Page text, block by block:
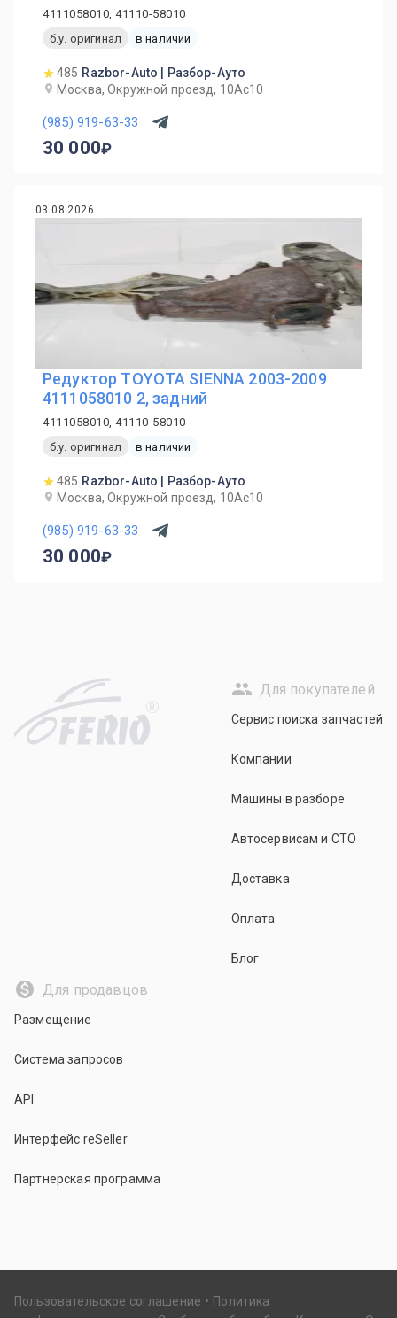
4111058010, 41110-58010
б.у. оригинал
в наличии
485 Razbor-Auto | Разбор-Ауто
Москва, Окружной проезд, 10Ас10
(985) 919-63-33
30 000
03.08.2026
Редуктор TOYOTA SIENNA 2003-2009
4111058010 2, задний
4111058010, 41110-58010
б.у. оригинал
в наличии
485 Razbor-Auto | Разбор-Ауто
Москва, Окружной проезд, 10Ас10
(985) 919-63-33
30 000
R
Для покупателей
Сервис поиска запчастей
Компании
Машины в разборе
Автосервисам и СТО
Доставка
Оплата
Блог
Для продавцов
Размещение
Система запросов
API
Интерфейс reSeller
Партнерская программа
Пользовательское соглашение
Политика